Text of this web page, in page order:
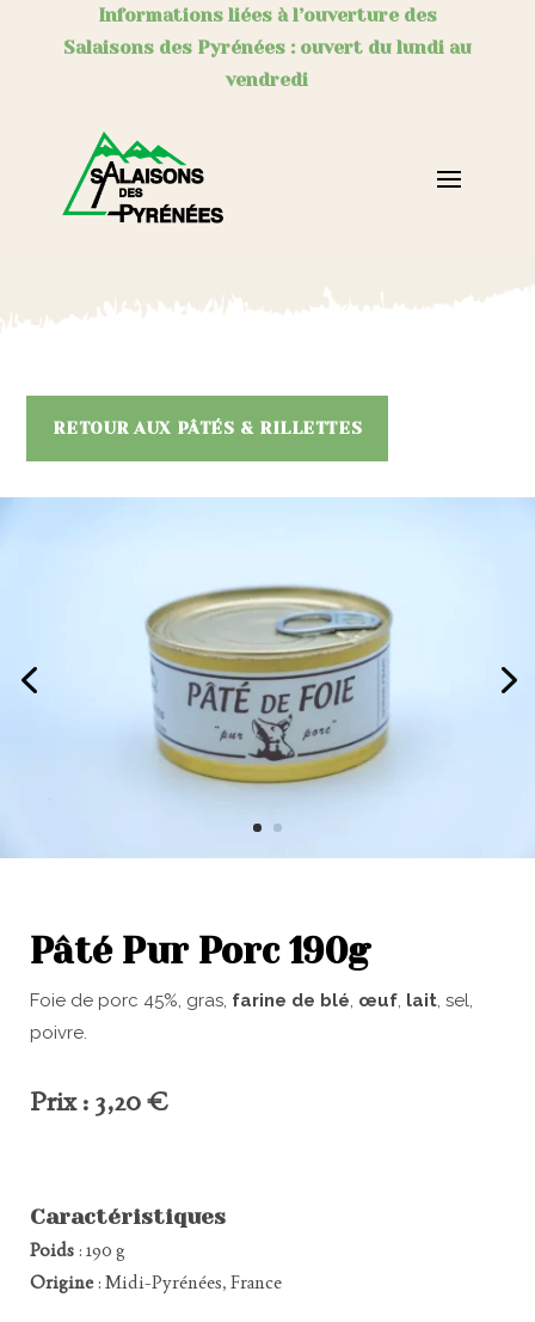
Informations liées à l’ouverture des
Salaisons des Pyrénées : ouvert du lundi au
vendredi
RETOUR AUX PÂTÉS & RILLETTES
Pâté Pur Porc 190g
Foie de porc 45%, gras, farine de blé, œuf, lait, sel,
poivre.
Prix : 3,20 €
Caractéristiques
Poids : 190 g
Origine: Midi-Pyrénées, France